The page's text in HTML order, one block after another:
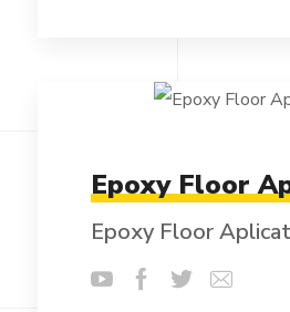
Epoxy Floor
Epoxy Floor